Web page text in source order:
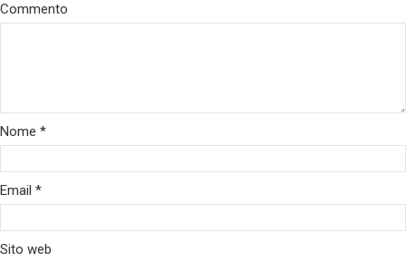
Commento
Nome *
Email *
Sito web